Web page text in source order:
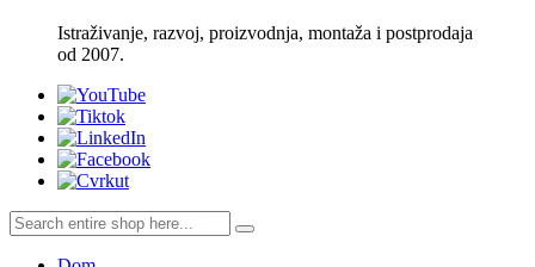
Istraživanje, razvoj, proizvodnja, montaža i postprodaja
od 2007.